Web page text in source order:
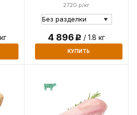
2720 р/кг
4 896Р / 1.8 кг
КУПИТЬ